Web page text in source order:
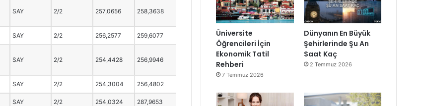
SAY 2/2 257,0656 258,3638
SAY 2/2 256,2577 259,6077
SAY 2/2 254,4428 256,9946
SAY 2/2 254,3004 256,4802
SAY 2/2 254,0324 287,9653
Üniversite
Öğrencileri İçin
Ekonomik Tatil
Rehberi
7 Temmuz 2026
Dünyanın En Büyük
Şehirlerinde Şu An
Saat Kaç
2 Temmuz 2026